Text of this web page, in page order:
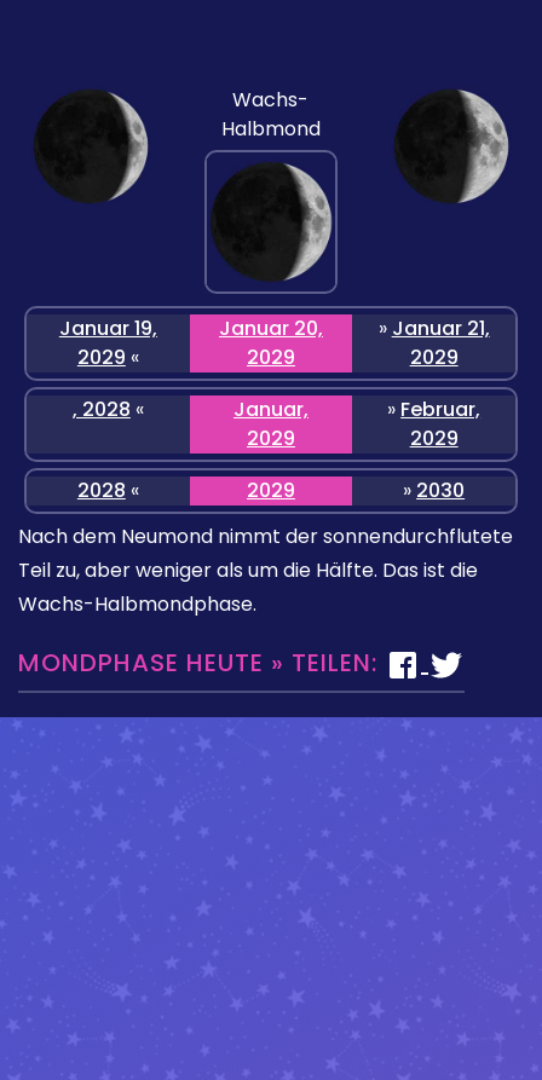
Wachs-
Halbmond
Januar 19,
2029 «
Januar 20,
2029
» Januar 21,
2029
, 2028 «
Januar,
2029
» Februar,
2029
2028 « 2029 » 2030
Nach dem Neumond nimmt der sonnendurchflutete
Teil zu, aber weniger als um die Hälfte. Das ist die
Wachs-Halbmondphase.
MONDPHASE HEUTE » TEILEN: